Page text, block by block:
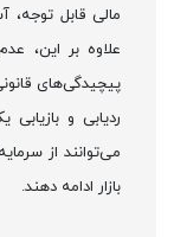
مالی قابل
پیچیدگی‌های
ردیابی و
می‌توانند از
بازار ادامه دهند.